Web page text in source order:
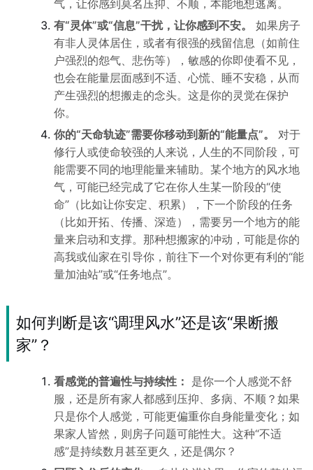
气，让你感到莫名压抑、不顺，本能地想逃离。
有“灵体”或“信息”干扰，让你感到不安。
如果房子
有非人灵体居住，或者有很强的残留信息（如前住
户强烈的怨气、悲伤等），敏感的你即使看不见，
也会在能量层面感到不适、心慌、睡不安稳，从而
产生强烈的想搬走的念头。这是你的灵觉在保护
你。
你的“天命轨迹”需要你移动到新的“能量点”。
对于
修行人或使命较强的人来说，人生的不同阶段，可
能需要不同的地理能量来辅助。某个地方的风水地
气，可能已经完成了它在你人生某一阶段的“使
命”（比如让你安定、积累），下一个阶段的任务
（比如开拓、传播、深造），需要另一个地方的能
量来启动和支撑。那种想搬家的冲动，可能是你的
高我或仙家在引导你，前往下一个对你更有利的“能
量加油站”或“任务地点”。
如何判断是该“调理风水”还是该“果断搬
家”？
看感觉的普遍性与持续性： 是你一个人感觉不舒
服，还是所有家人都感到压抑、多病、不顺？如果
只是你个人感觉，可能更偏重你自身能量变化；如
果家人皆然，则房子问题可能性大。这种“不适
感”是持续数月甚至更久，还是偶尔？